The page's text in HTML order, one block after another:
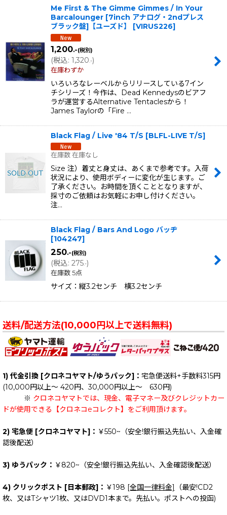
Me First & The Gimme Gimmes / In Your
Barcalounger [7inch アナログ・2ndプレス
ブラック盤]【ユーズド】
[VIRUS226]
1,200.-(税別)
(税込: 1,320.-)
在庫わずか
いろいろなレーベルからリリースしている7イン
チシリーズ！今作は、Dead Kennedysのビアフ
ラが運営するAlternative Tentaclesから！
James Taylorの「Fire …
Black Flag / Live '84 T/S [BLFL-LIVE T/S]
在庫数 在庫なし
Size 注）着丈と身丈は、あくまで参考です。入荷
状況により、使用ボディーに変化が生じます。ご
了承ください。お時間を頂くこととなりますが、
採寸のご依頼はお気軽にお申し付けください。
注…
Black Flag / Bars And Logo バッヂ
[104247]
250.-(税別)
(税込: 275.-)
在庫数 5点
サイズ：縦3.2センチ 横3.2センチ
送料/配送方法(10,000円以上で送料無料)
1) 代金引換 [クロネコヤマト/ゆうパック]： 宅急便送料+手数料315円
(10,000円以上～ 420円、30,000円以上～ 630円)
※ クロネコヤマトでは、現金、電子マネー及びクレジットカー
ドが使用できる【クロネコeコレクト】をご利用頂けます。
2) 宅急便 [クロネコヤマト]： ￥550~（安全!銀行振込先払い、入金確
認後配送）
3) ゆうパック： ￥820~（安全!銀行振込先払い、入金確認後配送）
4) クリックポスト [日本郵政]： ￥198 [全国一律料金]
（最安!CD2
枚、又はTシャツ1枚、又はDVD1本まで。先払い。ポストへの投函)